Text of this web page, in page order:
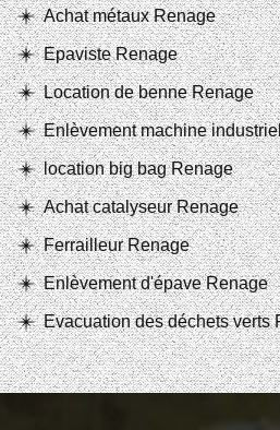
Achat métaux Renage
Epaviste Renage
Location de benne Renage
Enlèvement machine
location big bag Renage
Achat catalyseur Renage
Ferrailleur Renage
Enlèvement d'épave Renage
Evacuation des déchets verts